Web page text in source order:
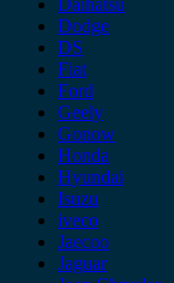
Dodge
DS
Fiat
Ford
Geely
Gonow
Honda
Hyundai
Isuzu
iveco
Jaecoo
Jaguar